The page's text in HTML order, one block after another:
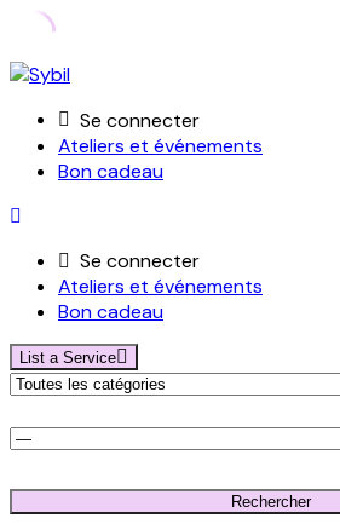
Skip
contentSe connecter
Ateliers et événements
Bon cadeau
Se connecter
Ateliers et événements
Bon cadeau
List a Service
Rechercher